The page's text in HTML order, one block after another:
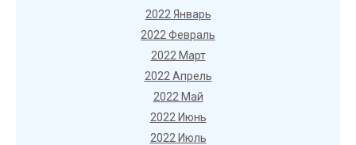
2022 Январь
2022 Февраль
2022 Март
2022 Апрель
2022 Май
2022 Июнь
2022 Июль